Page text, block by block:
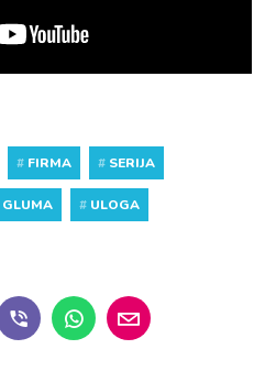
# FIRMA # SERIJA
GLUMA # ULOGA